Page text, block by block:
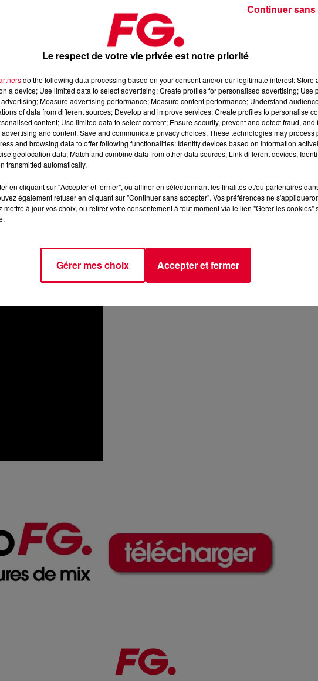
Crédit :@facebook.com/djmarkknight
sur RadioFGet la période est très exactement à la reprise,
Knight– pardon, la légende Mark Knight – qui vient de remixer un
Believe» deMinisters de la Funk
1999, véritable bijou du genre, ce qui ne surprend pas quand on
Morillo,Harry Romero,José Nunez. Sans compter le fait que ce
sublimé par la voix de la divaJocelyn Brown.
bien établie, pour oser reprendre ce single. Mark Knight
il a surtout modifié l’original pour poser son experte touche tech
Le respect de votre vie privée est notre priorité
do the following data processing based on your consent and/or our legitimate interest: Store
a device; Use limited data to select advertising; Create profiles for personalised advertising; Use
Measure advertising performance; Measure content performance; Understand
of data from different sources; Develop and improve services; Create profiles to personalise
content; Use limited data to select content; Ensure security, prevent and detect fraud, and
and content; Save and communicate privacy choices. These technologies may process
and browsing data to offer following functionalities: Identify devices based on information
geolocation data; Match and combine data from other data sources; Link different devices;
transmitted automatically.
en cliquant sur "Accepter et fermer", ou affiner en sélectionnant les finalités et/ou partenaires
également refuser en cliquant sur "Continuer sans accepter". Vos préférences ne
mettre à jour vos choix, ou retirer votre consentement à tout moment via le lien "Gérer les cookies"
Gérer mes choix Accepter et fermer
Continuer